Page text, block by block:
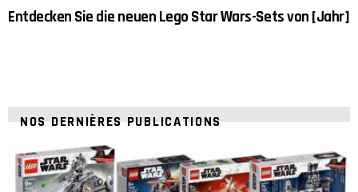
Entdecken Sie die neuen Lego Star Wars-Sets von [Jahr]
NOS DERNIÈRES PUBLICATIONS